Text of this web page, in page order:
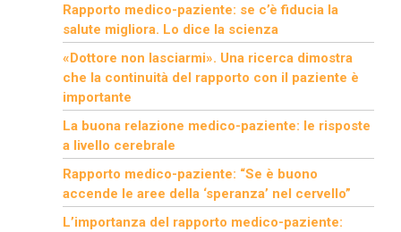
Rapporto medico-paziente: se c’è fiducia la
salute migliora. Lo dice la scienza
«Dottore non lasciarmi». Una ricerca dimostra
che la continuità del rapporto con il paziente è
importante
La buona relazione medico-paziente: le risposte
a livello cerebrale
Rapporto medico-paziente: “Se è buono
accende le aree della ‘speranza’ nel cervello”
L’importanza del rapporto medico-paziente: